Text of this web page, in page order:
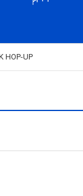
HOP-UP